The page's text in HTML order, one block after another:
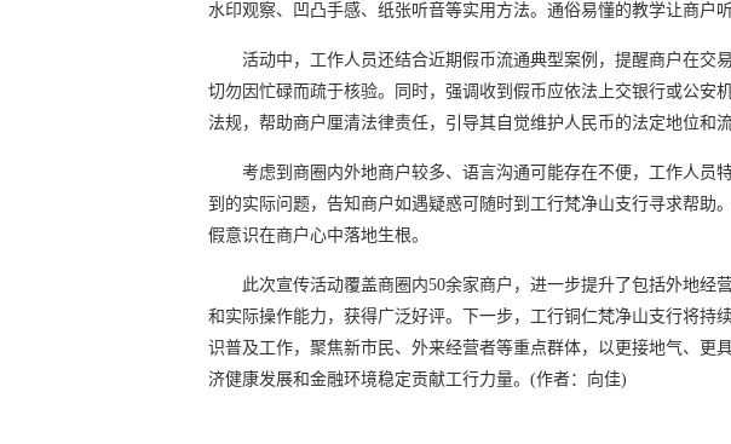
水印观察、凹凸手感、纸张听音等实用方法。通俗易懂的教学让商户
活动中，工作人员还结合近期假币流通典型案例，提醒商户在交
切勿因忙碌而疏于核验。同时，强调收到假币应依法上交银行或公安
法规，帮助商户厘清法律责任，引导其自觉维护人民币的法定地位和流
考虑到商圈内外地商户较多、语言沟通可能存在不便，工作人员
到的实际问题，告知商户如遇疑惑可随时到工行梵净山支行寻求帮助
假意识在商户心中落地生根。
此次宣传活动覆盖商圈内50余家商户，进一步提升了包括外地经
和实际操作能力，获得广泛好评。下一步，工行铜仁梵净山支行将持
识普及工作，聚焦新市民、外来经营者等重点群体，以更接地气、更
济健康发展和金融环境稳定贡献工行力量。(作者：向佳)